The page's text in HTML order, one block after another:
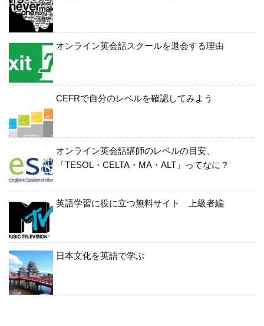
オンライン英会話スクールを退会する理由
CEFRで自分のレベルを確認してみよう
オンライン英会話講師のレベルの目安、
「TESOL・CELTA・MA・ALT」ってなに？
英語学習に役に立つ無料サイト 上級者編
日本文化を英語で学ぶ